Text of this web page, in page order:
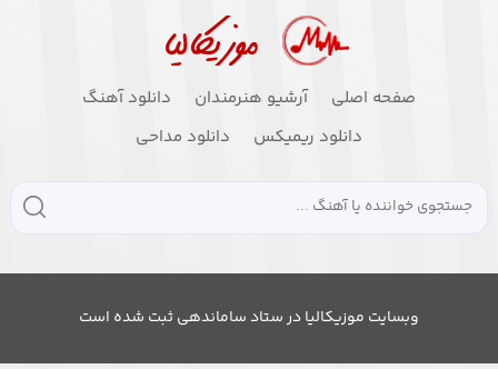
صفحه اصلی آرشیو هنرمندان
دانلود آهنگ
دانلود ریمیکس
دانلود مداحی
وبسایت موزیکالیا در ستاد ساماندهی ثبت شده است